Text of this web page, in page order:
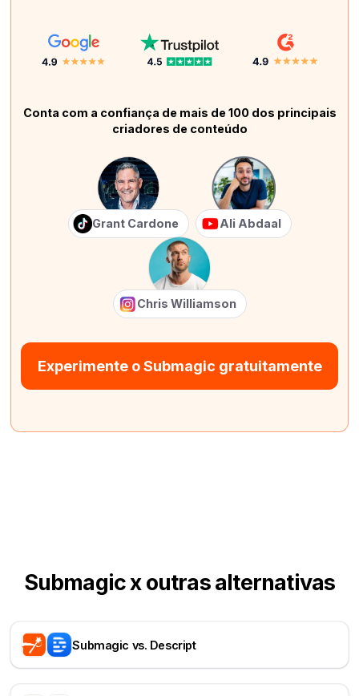
Conta com a confiança de mais de 100 dos principais
criadores de conteúdo
Grant Cardone Ali Abdaal
Chris Williamson
Experimente o Submagic gratuitamente
Submagic x outras alternativas
Submagic vs. Descript